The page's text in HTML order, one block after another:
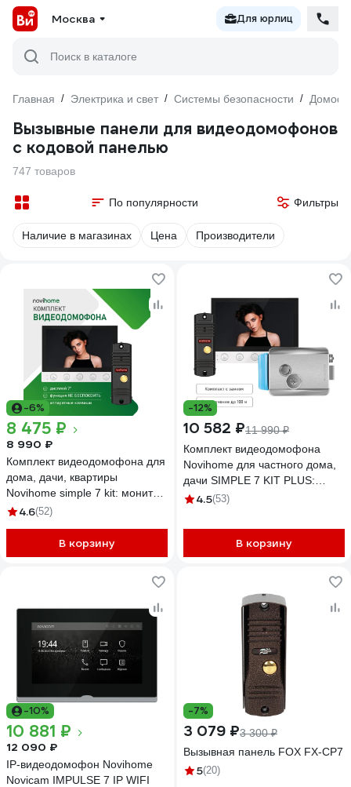
Москва Для юрлиц
Поиск в каталоге
Главная / Электрика и свет / Системы безопасности /
Вызывные панели для видеодомофонов
с кодовой панелью
747 товаров
По популярности Фильтры
Наличие в магазинах Цена Производители
-6%
8 475 ₽
8 990 ₽
Комплект видеодомофона для
дома, дачи, квартиры
Novihome simple 7 kit: монитор
и вызывная панель 4378
4.6(52)
В корзину
-12%
10 582 ₽11 990 ₽
Комплект видеодомофона
Novihome для частного дома,
дачи SIMPLE 7 KIT PLUS:
монитор, вызывная панель со
электромеханический замок
4.5(53)
В корзину
-10%
10 881 ₽
12 090 ₽
IP-видеодомофон Novihome
Novicam IMPULSE 7 IP WIFI
-7%
3 079 ₽3 300 ₽
Вызывная панель FOX FX-CP7
5(20)